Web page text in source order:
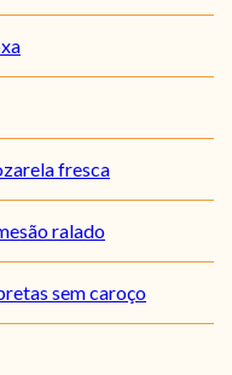
fresca
ralado
sem caroço